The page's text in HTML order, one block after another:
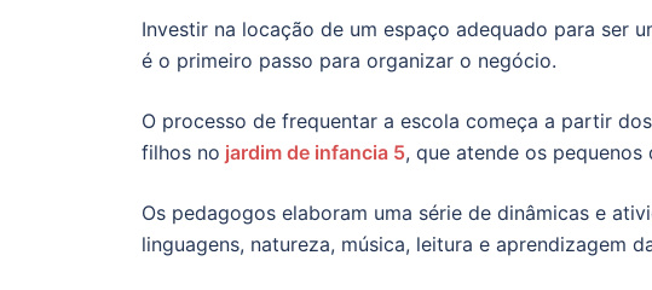
Investir na locação de um espaço adequado para ser
é o primeiro passo para organizar o negócio.
O processo de frequentar a escola começa a partir
filhos no jardim de infancia 5, que atende os pequenos
Os pedagogos elaboram uma série de dinâmicas e
linguagens, natureza, música, leitura e aprendizagem